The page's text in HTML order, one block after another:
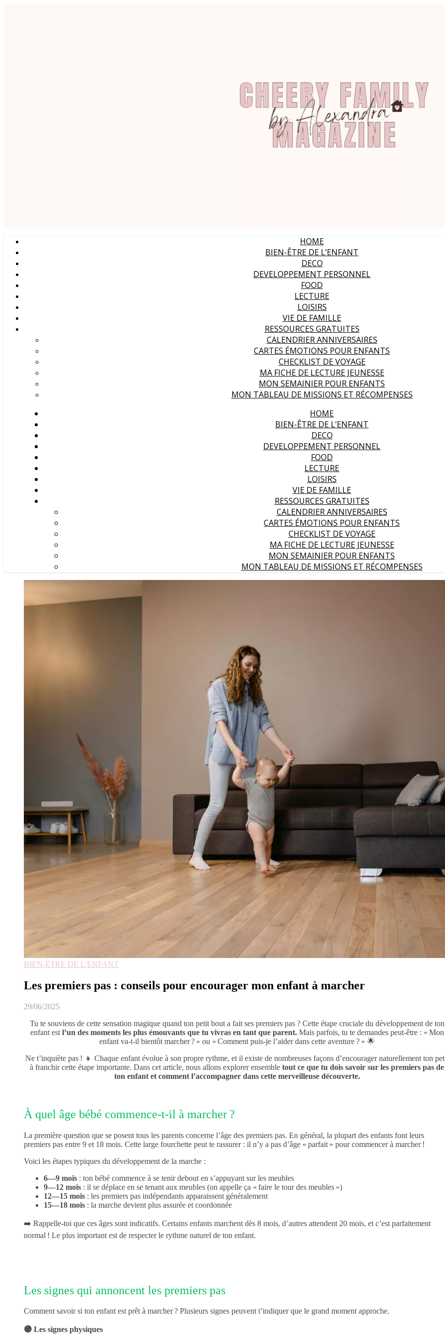
HOME
BIEN-ÊTRE DE L’ENFANT
DECO
DEVELOPPEMENT PERSONNEL
FOOD
LECTURE
LOISIRS
VIE DE FAMILLE
RESSOURCES GRATUITES
CALENDRIER ANNIVERSAIRES
CARTES ÉMOTIONS POUR ENFANTS
CHECKLIST DE VOYAGE
MA FICHE DE LECTURE JEUNESSE
MON SEMAINIER POUR ENFANTS
MON TABLEAU DE MISSIONS ET RÉCOMPENSES
HOME
BIEN-ÊTRE DE L’ENFANT
DECO
DEVELOPPEMENT PERSONNEL
FOOD
LECTURE
LOISIRS
VIE DE FAMILLE
RESSOURCES GRATUITES
CALENDRIER ANNIVERSAIRES
CARTES ÉMOTIONS POUR ENFANTS
CHECKLIST DE VOYAGE
MA FICHE DE LECTURE JEUNESSE
MON SEMAINIER POUR ENFANTS
MON TABLEAU DE MISSIONS ET RÉCOMPENSES
BIEN-ÊTRE DE L'ENFANT
Les premiers pas : conseils pour encourager mon enfant à marcher
29/06/2025
Tu te souviens de cette sensation magique quand ton petit bout a fait ses premiers pas ? Cette étape cruciale du développement de ton
enfant est l’un des moments les plus émouvants que tu vivras en tant que parent.Mais parfois, tu te demandes peut-être : « Mon
enfant va-t-il bientôt marcher ? » ou « Comment puis-je l’aider dans cette aventure ? » 🌟
Ne t’inquiète pas ! 👧 Chaque enfant évolue à son propre rythme, et il existe de nombreuses façons d’encourager naturellement ton
à franchir cette étape importante. Dans cet article, nous allons explorer ensemble tout ce que tu dois savoir sur les premiers pas de
ton enfant et comment l’accompagner dans cette merveilleuse découverte.
À quel âge bébé commence-t-il à marcher ?
La première question que se posent tous les parents concerne l’âge des premiers pas. En général, la plupart des enfants font leurs
premiers pas entre 9 et 18 mois. Cette large fourchette peut te rassurer : il n’y a pas d’âge « parfait » pour commencer à marcher !
Voici les étapes typiques du développement de la marche :
6—9 mois : ton bébé commence à se tenir debout en s’appuyant sur les meubles
9—12 mois : il se déplace en se tenant aux meubles (on appelle ça « faire le tour des meubles »)
12—15 mois : les premiers pas indépendants apparaissent généralement
15—18 mois : la marche devient plus assurée et coordonnée
➡️ Rappelle-toi que ces âges sont indicatifs. Certains enfants marchent dès 8 mois, d’autres attendent 20 mois, et c’est parfaitement
normal ! Le plus important est de respecter le rythme naturel de ton enfant.
Les signes qui annoncent les premiers pas
Comment savoir si ton enfant est prêt à marcher ? Plusieurs signes peuvent t’indiquer que le grand moment approche.
🟣 Les signes physiques